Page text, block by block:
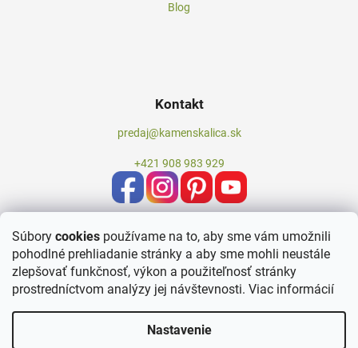
Súbory cookies používame na to, aby sme vám umožnili
pohodlné prehliadanie stránky a aby sme mohli neustále
zlepšovať funkčnosť, výkon a použiteľnosť stránky
prostredníctvom analýzy jej návštevnosti. Viac informácií
Nastavenie
Blog
Kontakt
predaj@kamenskalica.sk
+421 908 983 929
Vytvoril Shoptet